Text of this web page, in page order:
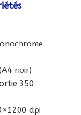
noir)
350
dpi